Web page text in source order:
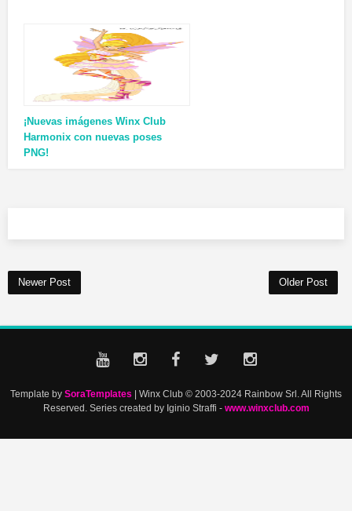
¡Nuevas imágenes Winx Club
Harmonix con nuevas poses
PNG!
Newer Post Older Post
Template by SoraTemplates | Winx Club © 2003-2024 Rainbow Srl. All Rights
Reserved. Series created by Iginio Straffi - www.winxclub.com